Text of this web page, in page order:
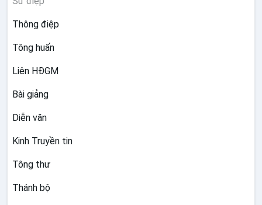
Thông điệp
Tông huấn
Liên HĐGM
Bài giảng
Diễn văn
Kinh Truyền tin
Tông thư
Thánh bộ